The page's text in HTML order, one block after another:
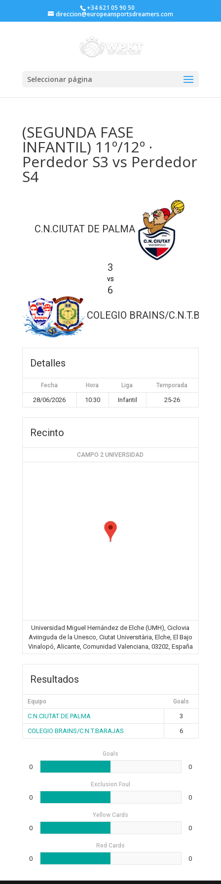
+34 621 05 90 50
direccion@europeansportsdreamers.com
Seleccionar página
(SEGUNDA FASE
INFANTIL) 11º/12º ·
Perdedor S3 vs Perdedor
S4
C.N.CIUTAT DE PALMA
3
vs
6
COLEGIO BRAINS/
Detalles
Fecha Hora Liga Temporada
28/06/2026 10:30 Infantil 25-26
Recinto
CAMPO 2 UNIVERSIDAD
Universidad Miguel Hernández de Elche (UMH), Ciclovia
Aviinguda de la Unesco, Ciutat Universitària, Elche, El Bajo
Vinalopó, Alicante, Comunidad Valenciana, 03202, España
Resultados
Equipo Goals
C.N.CIUTAT DE PALMA
3
COLEGIO BRAINS/C.N.T.BARAJAS
6
Goals
0 0
Exclusion Foul
0 0
Yellow Cards
0 0
Red Cards
0 0